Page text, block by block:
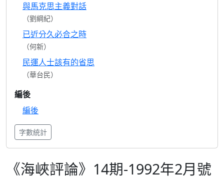
與馬克思主義對話
（劉綱紀）
已近分久必合之時
（何新）
民運人士該有的省思
（華台民）
編後
編後
字數統計
《海峽評論》14期-1992年2月號